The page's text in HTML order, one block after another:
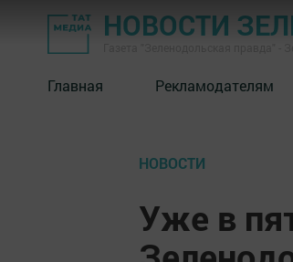
НОВОСТИ
Главная Рекламодателям
НОВОСТИ
Уже в